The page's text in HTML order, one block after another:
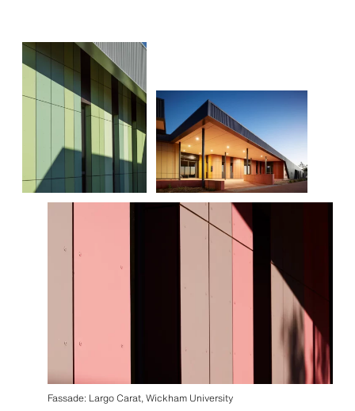
Fassade: Largo Carat, Wickham University